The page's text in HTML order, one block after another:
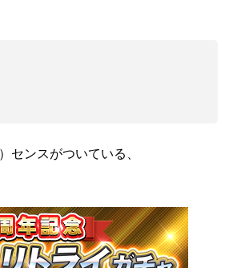
センスがついている、